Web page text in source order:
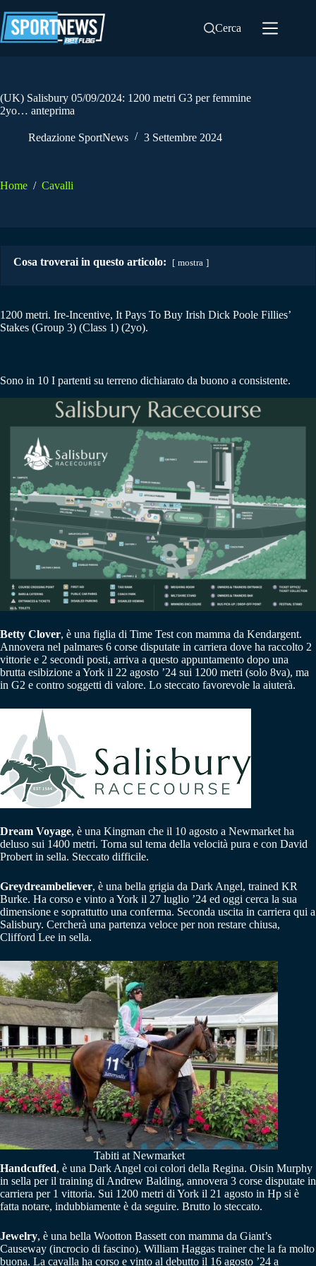
al
contenuto
Cerca
(UK) Salisbury 05/09/2024: 1200 metri G3 per femmine
2yo… anteprima
Redazione SportNews 3 Settembre 2024
Home / Cavalli
Cosa troverai in questo articolo: mostra
1200 metri. Ire-Incentive, It Pays To Buy Irish Dick Poole Fillies’
Stakes (Group 3) (Class 1) (2yo).
Sono in 10 I partenti su terreno dichiarato da buono a consistente.
Betty Clover, è una figlia di Time Test con mamma da Kendargent.
Annovera nel palmares 6 corse disputate in carriera dove ha raccolto 2
vittorie e 2 secondi posti, arriva a questo appuntamento dopo una
brutta esibizione a York il 22 agosto ’24 sui 1200 metri (solo 8va), ma
in G2 e contro soggetti di valore. Lo steccato favorevole la aiuterà.
Dream Voyage, è una Kingman che il 10 agosto a Newmarket ha
deluso sui 1400 metri. Torna sul tema della velocità pura e con David
Probert in sella. Steccato difficile.
Greydreambeliever, è una bella grigia da Dark Angel, trained KR
Burke. Ha corso e vinto a York il 27 luglio ’24 ed oggi cerca la sua
dimensione e soprattutto una conferma. Seconda uscita in carriera qui a
Salisbury. Cercherà una partenza veloce per non restare chiusa,
Clifford Lee in sella.
Tabiti at Newmarket
Handcuffed, è una Dark Angel coi colori della Regina. Oisin Murphy
in sella per il training di Andrew Balding, annovera 3 corse disputate in
carriera per 1 vittoria. Sui 1200 metri di York il 21 agosto in Hp si è
fatta notare, indubbiamente è da seguire. Brutto lo steccato.
Jewelry, è una bella Wootton Bassett con mamma da Giant’s
Causeway (incrocio di fascino). William Haggas trainer che la fa molto
buona. La cavalla ha corso e vinto al debutto il 16 agosto ’24 a